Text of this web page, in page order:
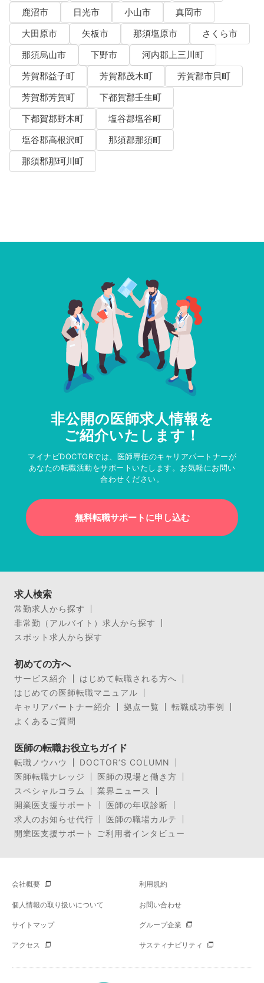
鹿沼市
日光市 小山市
真岡市
大田原市
矢板市 那須塩原市
さくら市
那須烏山市
下野市
河内郡上三川町
芳賀郡益子町
芳賀郡茂木町
芳賀郡市貝町
芳賀郡芳賀町
下都賀郡壬生町
下都賀郡野木町
塩谷郡塩谷町
塩谷郡高根沢町
那須郡那須町
那須郡那珂川町
非公開の医師求人情報を
ご紹介いたします！
マイナビDOCTORでは、医師専任のキャリアパートナーが
あなたの転職活動をサポートいたします。お気軽にお問い
合わせください。
無料転職サポートに申し込む
求人検索
常勤求人から探す
非常勤（アルバイト）求人から探す
スポット求人から探す
初めての方へ
サービス紹介
はじめて転職される方へ
はじめての医師転職マニュアル
キャリアパートナー紹介
拠点一覧
転職成功事例
よくあるご質問
医師の転職お役立ちガイド
転職ノウハウ
DOCTOR’S COLUMN
医師転職ナレッジ
医師の現場と働き方
スペシャルコラム
業界ニュース
開業医支援サポート
医師の年収診断
求人のお知らせ代行
医師の職場カルテ
開業医支援サポート ご利用者インタビュー
会社概要 利用規約
個人情報の取り扱いについて お問い合わせ
サイトマップ グループ企業
アクセス サスティナビリティ